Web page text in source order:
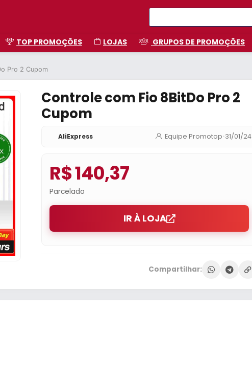
TOP PROMOÇÕES LOJAS GRUPOS DE PROMOÇÕES
Pro 2 Cupom
Controle com Fio 8BitDo Pro 2
Cupom
AliExpress Equipe Promotop•31/01/24
R$ 140,37
Parcelado
IR À LOJA
Compartilhar: